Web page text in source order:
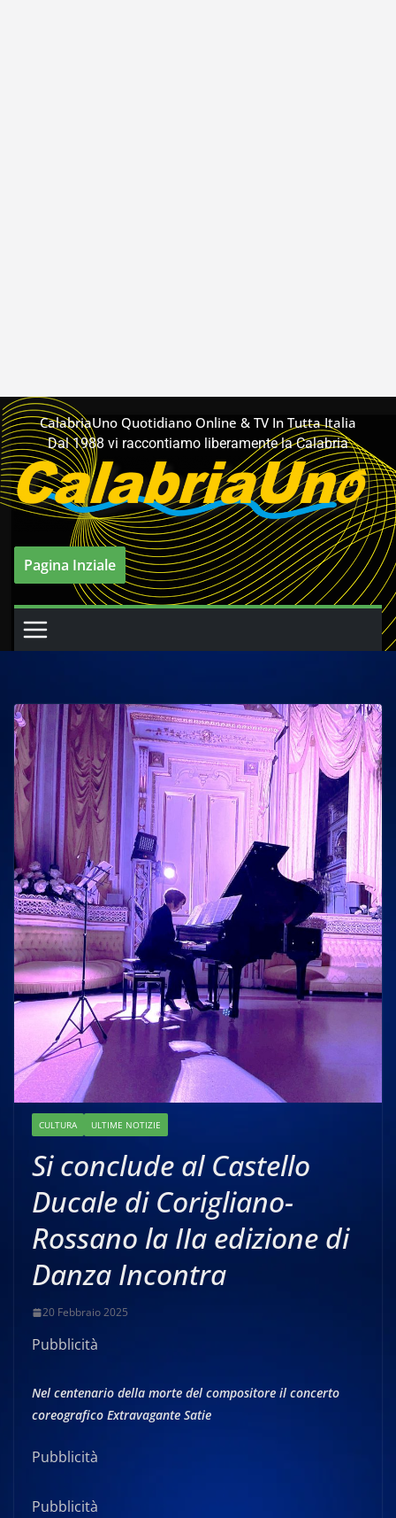
Salta
al
contenuto
CalabriaUno Quotidiano Online & TV In Tutta Italia
Dal 1988 vi raccontiamo liberamente la Calabria
Pagina Inziale
CULTURA ULTIME NOTIZIE
Si conclude al Castello
Ducale di Corigliano-
Rossano la IIa edizione di
Danza Incontra
20 Febbraio 2025
Pubblicità
Nel centenario della morte del compositore il concerto
coreografico Extravagante Satie
Pubblicità
Pubblicità